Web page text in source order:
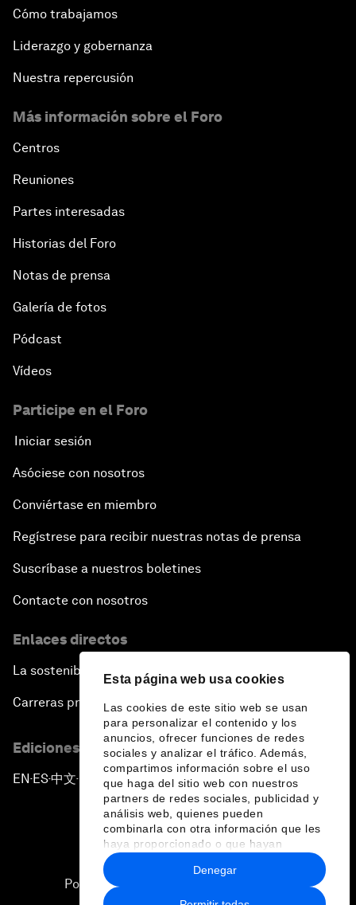
Esta página web usa cookies
Las cookies de este sitio web se usan
para personalizar el contenido y los
anuncios, ofrecer funciones de redes
sociales y analizar el tráfico. Además,
compartimos información sobre el uso
que haga del sitio web con nuestros
partners de redes sociales, publicidad y
análisis web, quienes pueden
combinarla con otra información que les
haya proporcionado o que hayan
recopilado a partir del uso que haya
hecho de sus servicios.
Denegar
Cómo trabajamos
Liderazgo y gobernanza
Nuestra repercusión
Más información sobre el Foro
Centros
Reuniones
Partes interesadas
Historias del Foro
Notas de prensa
Galería de fotos
Pódcast
Vídeos
Participe en el Foro
Iniciar sesión
Asóciese con nosotros
Conviértase en miembro
Regístrese para recibir nuestras notas de prensa
Suscríbase a nuestros boletines
Contacte con nosotros
Enlaces directos
La sostenibilidad en el Foro
Carreras profesionales
Ediciones en otros idiomas
EN ▪ES▪中文▪ 日本語
Política de privacidad y normas de uso